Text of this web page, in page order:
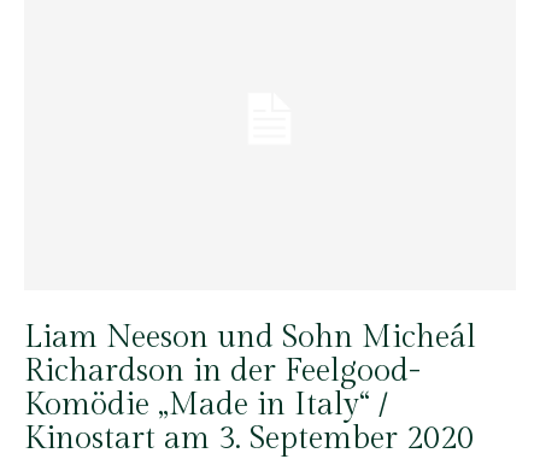
Liam Neeson und Sohn Micheál
Richardson in der Feelgood-
Komödie „Made in Italy“ /
Kinostart am 3. September 2020